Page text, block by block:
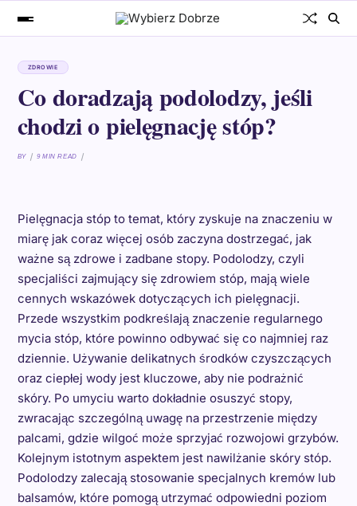
ZDROWIE
Co doradzają podolodzy, jeśli
chodzi o pielęgnację stóp?
BY 9 MIN READ
Pielęgnacja stóp to temat, który zyskuje na znaczeniu w
miarę jak coraz więcej osób zaczyna dostrzegać, jak
ważne są zdrowe i zadbane stopy. Podolodzy, czyli
specjaliści zajmujący się zdrowiem stóp, mają wiele
cennych wskazówek dotyczących ich pielęgnacji.
Przede wszystkim podkreślają znaczenie regularnego
mycia stóp, które powinno odbywać się co najmniej raz
dziennie. Używanie delikatnych środków czyszczących
oraz ciepłej wody jest kluczowe, aby nie podrażnić
skóry. Po umyciu warto dokładnie osuszyć stopy,
zwracając szczególną uwagę na przestrzenie między
palcami, gdzie wilgoć może sprzyjać rozwojowi grzybów.
Kolejnym istotnym aspektem jest nawilżanie skóry stóp.
Podolodzy zalecają stosowanie specjalnych kremów lub
balsamów, które pomogą utrzymać odpowiedni poziom